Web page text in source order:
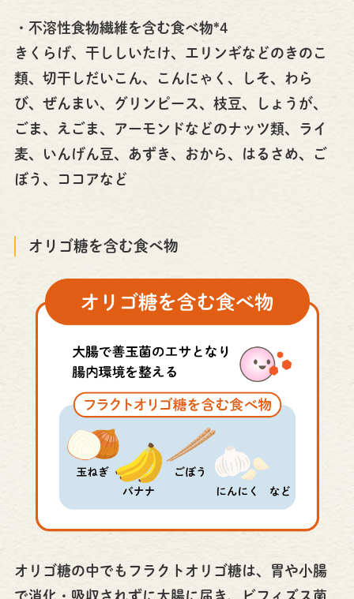
・不溶性食物繊維を含む食べ物*4
きくらげ、干ししいたけ、エリンギなどのきのこ
類、切干しだいこん、こんにゃく、しそ、わら
び、ぜんまい、グリンピース、枝豆、しょうが、
ごま、えごま、アーモンドなどのナッツ類、ライ
麦、いんげん豆、あずき、おから、はるさめ、ご
ぼう、ココアなど
オリゴ糖を含む食べ物
オリゴ糖の中でもフラクトオリゴ糖は、胃や小腸
で消化・吸収されずに大腸に届き、ビフィズス菌